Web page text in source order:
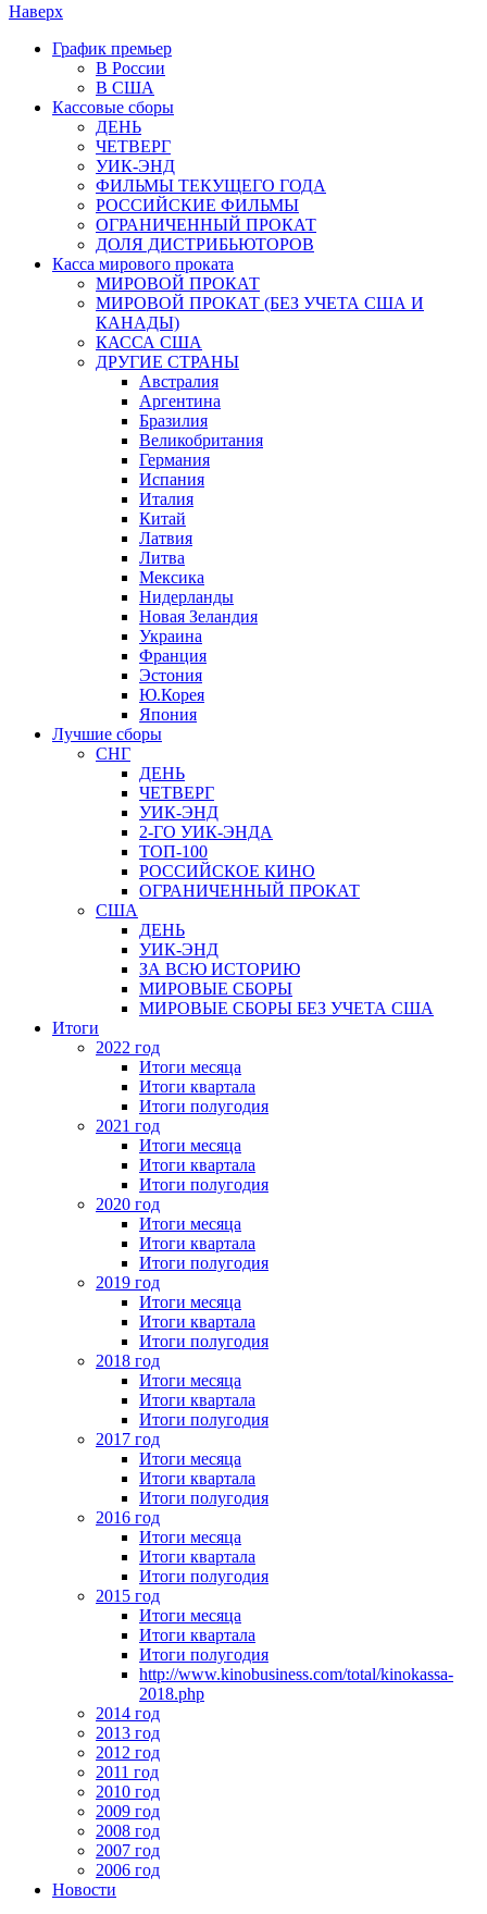
Наверх
График премьер
В России
В США
Кассовые сборы
ДЕНЬ
ЧЕТВЕРГ
УИК-ЭНД
ФИЛЬМЫ ТЕКУЩЕГО ГОДА
РОССИЙСКИЕ ФИЛЬМЫ
ОГРАНИЧЕННЫЙ ПРОКАТ
ДОЛЯ ДИСТРИБЬЮТОРОВ
Касса мирового проката
МИРОВОЙ ПРОКАТ
МИРОВОЙ ПРОКАТ (БЕЗ УЧЕТА США И
КАНАДЫ)
КАССА США
ДРУГИЕ СТРАНЫ
Австралия
Аргентина
Бразилия
Великобритания
Германия
Испания
Италия
Китай
Латвия
Литва
Мексика
Нидерланды
Новая Зеландия
Украина
Франция
Эстония
Ю.Корея
Япония
Лучшие сборы
СНГ
ДЕНЬ
ЧЕТВЕРГ
УИК-ЭНД
2-ГО УИК-ЭНДА
ТОП-100
РОССИЙСКОЕ КИНО
ОГРАНИЧЕННЫЙ ПРОКАТ
США
ДЕНЬ
УИК-ЭНД
ЗА ВСЮ ИСТОРИЮ
МИРОВЫЕ СБОРЫ
МИРОВЫЕ СБОРЫ БЕЗ УЧЕТА США
Итоги
2022 год
Итоги месяца
Итоги квартала
Итоги полугодия
2021 год
Итоги месяца
Итоги квартала
Итоги полугодия
2020 год
Итоги месяца
Итоги квартала
Итоги полугодия
2019 год
Итоги месяца
Итоги квартала
Итоги полугодия
2018 год
Итоги месяца
Итоги квартала
Итоги полугодия
2017 год
Итоги месяца
Итоги квартала
Итоги полугодия
2016 год
Итоги месяца
Итоги квартала
Итоги полугодия
2015 год
Итоги месяца
Итоги квартала
Итоги полугодия
http://www.kinobusiness.com/total/kinokassa-
2018.php
2014 год
2013 год
2012 год
2011 год
2010 год
2009 год
2008 год
2007 год
2006 год
Новости